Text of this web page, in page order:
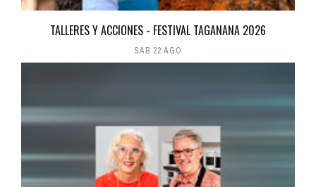
TALLERES Y ACCIONES - FESTIVAL TAGANANA 2026
SÁB 22 AGO